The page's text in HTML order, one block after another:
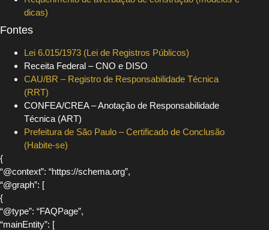
dicas)
Fontes
Lei 6.015/1973 (Lei de Registros Públicos)
Receita Federal – CNO e DISO
CAU/BR – Registro de Responsabilidade Técnica
(RRT)
CONFEA/CREA – Anotação de Responsabilidade
Técnica (ART)
Prefeitura de São Paulo – Certificado de Conclusão
(Habite-se)
{
“@context”: “https://schema.org”,
“@graph”: [
{
“@type”: “FAQPage”,
“mainEntity”: [